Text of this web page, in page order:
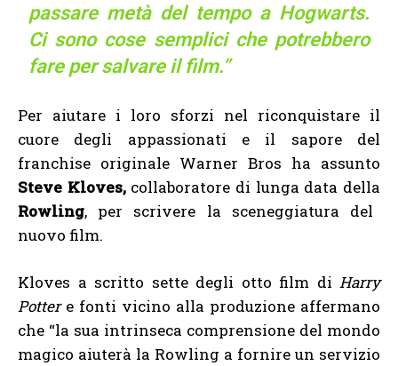
passare metà del tempo a Hogwarts.
Ci sono cose semplici che potrebbero
fare per salvare il film.”
Per aiutare i loro sforzi nel riconquistare il
cuore degli appassionati e il sapore del
franchise originale Warner Bros ha assunto
Steve Kloves,collaboratore di lunga data della
Rowling, per scrivere la sceneggiatura del
nuovo film.
Kloves a scritto sette degli otto film di Harry
Potter e fonti vicino alla produzione affermano
che “la sua intrinseca comprensione del mondo
magico aiuterà la Rowling a fornire un servizio